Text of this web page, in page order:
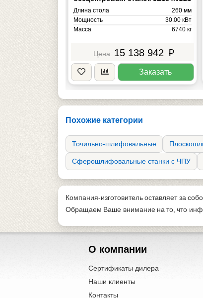
495 мм
63.36 кВт
Длина стола
260 мм
Мощность
30.00 кВт
Масса
6740 кг
15 138 942 p
Заказать
Похожие категории
Точильно-шлифовальные
Сферошлифовальные станки с ЧПУ
Компания-изготовитель оставляет за
Обращаем Ваше внимание на то, что
О компании
Сертификаты дилера
Наши клиенты
Контакты